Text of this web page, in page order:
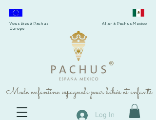
®
Mode enfantine espagnole pour bébés et enfants
Vous êtes à Pachus
Europe
Aller à Pachus Mexico
Log In